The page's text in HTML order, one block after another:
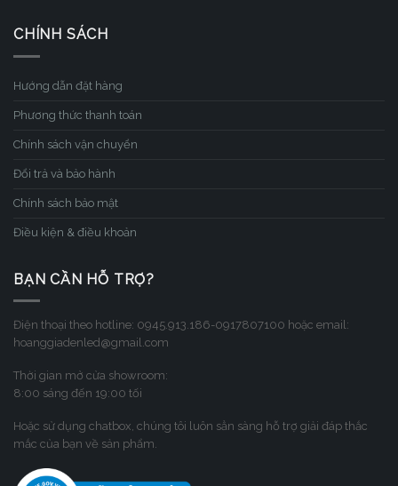
CHÍNH SÁCH
Hướng dẫn đặt hàng
Phương thức thanh toán
Chính sách vận chuyển
Đổi trả và bảo hành
Chính sách bảo mật
Điều kiện & điều khoản
BẠN CẦN HỖ TRỢ?
Điện thoại theo hotline: 0945.913.186-0917807100 hoặc email:
hoanggiadenled@gmail.com
Thời gian mở cửa showroom:
8:00 sáng đến 19:00 tối
Hoặc sử dụng chatbox, chúng tôi luôn sẳn sàng hỗ trợ giải đáp thắc
mắc của bạn về sản phẩm.